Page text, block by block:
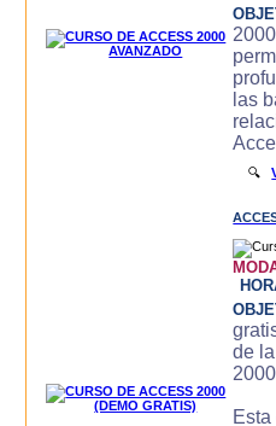
las
🔍
de